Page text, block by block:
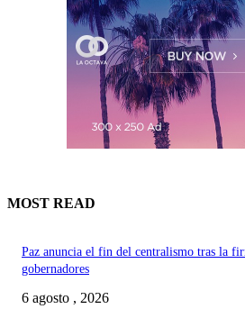
MOST READ
Paz anuncia el fin del centralismo tras la
gobernadores
6 agosto , 2026